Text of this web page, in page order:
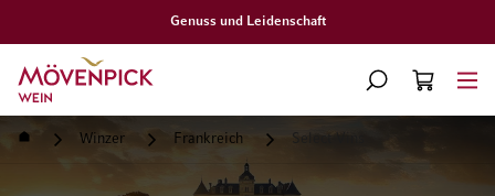
Zur Startseite
SUCHE
WARENKORB
Startseite Winzer Frankreich Select Vins